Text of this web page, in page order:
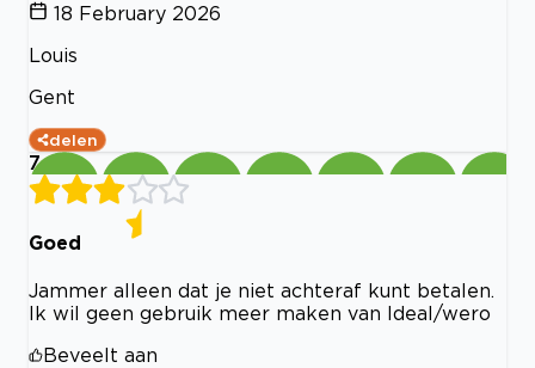
18 February 2026
Louis
Gent
delen
7
Goed
Jammer alleen dat je niet achteraf kunt betalen.
Ik wil geen gebruik meer maken van Ideal/wero
Beveelt aan